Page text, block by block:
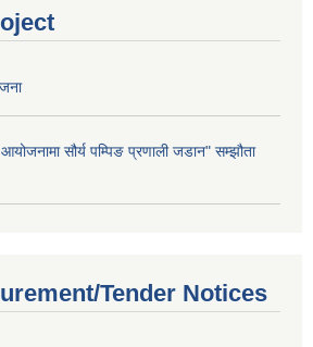
सौर्य पम्पिङ प्रणाली जडान" सम्झौता
Tender Notices